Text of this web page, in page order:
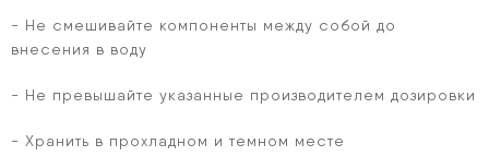
- Не смешивайте компоненты между собой до
внесения в воду
- Не превышайте указанные производителем дозировки
- Хранить в прохладном и темном месте